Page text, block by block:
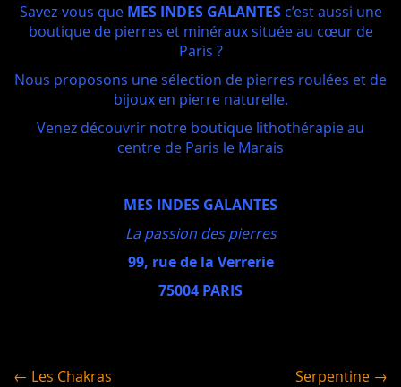
Savez-vous que MES INDES GALANTESc’est aussi une
boutique de pierres et minéraux située au cœur de
Paris ?
Nous proposons une sélection de pierres roulées et de
bijoux en pierre naturelle.
Venez découvrir notre boutique lithothérapie au
centre de Paris le Marais
MES INDES GALANTES
La passion des pierres
99, rue de la Verrerie
75004 PARIS
← Les Chakras Serpentine →